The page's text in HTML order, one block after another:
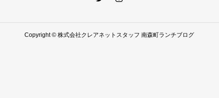
Copyright © 株式会社クレアネットスタッフ 南森町ランチブログ